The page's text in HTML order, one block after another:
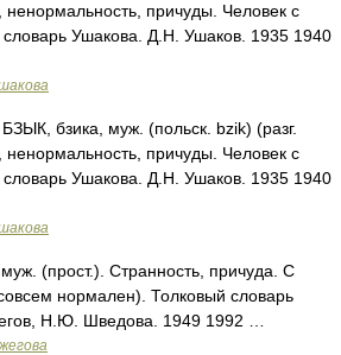
ненормальность, причуды. Человек с
Ушакова. Д.Н. Ушаков. 1935 1940
бзика, муж. (польск. bzik) (разг.
ненормальность, причуды. Человек с
Ушакова. Д.Н. Ушаков. 1935 1940
(прост.). Странность, причуда. С
нормален). Толковый словарь
Н.Ю. Шведова. 1949 1992 …